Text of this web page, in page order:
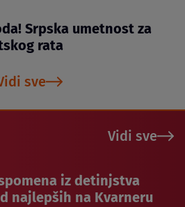
Srpska umetnost za
rata
sve
Vidi sve
iz detinjstva
najlepših na Kvarneru